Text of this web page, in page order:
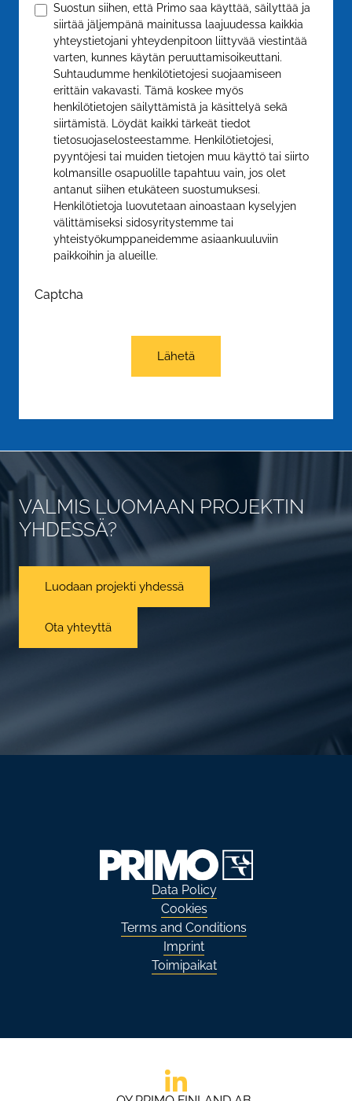
Suostun siihen, että Primo saa käyttää, säilyttää ja
siirtää jäljempänä mainitussa laajuudessa kaikkia
yhteystietojani yhteydenpitoon liittyvää viestintää
varten, kunnes käytän peruuttamisoikeuttani.
Suhtaudumme henkilötietojesi suojaamiseen
erittäin vakavasti. Tämä koskee myös
henkilötietojen säilyttämistä ja käsittelyä sekä
siirtämistä. Löydät kaikki tärkeät tiedot
tietosuojaselosteestamme. Henkilötietojesi,
pyyntöjesi tai muiden tietojen muu käyttö tai siirto
kolmansille osapuolille tapahtuu vain, jos olet
antanut siihen etukäteen suostumuksesi.
Henkilötietoja luovutetaan ainoastaan kyselyjen
välittämiseksi sidosyritystemme tai
yhteistyökumppaneidemme asiaankuuluviin
paikkoihin ja alueille.
Vahvistakaa*
Captcha
Lähetä
VALMIS LUOMAAN PROJEKTIN
YHDESSÄ?
Luodaan projekti yhdessä
Ota yhteyttä
Data Policy
Cookies
Terms and Conditions
Imprint
Toimipaikat
Go to LinkedIn